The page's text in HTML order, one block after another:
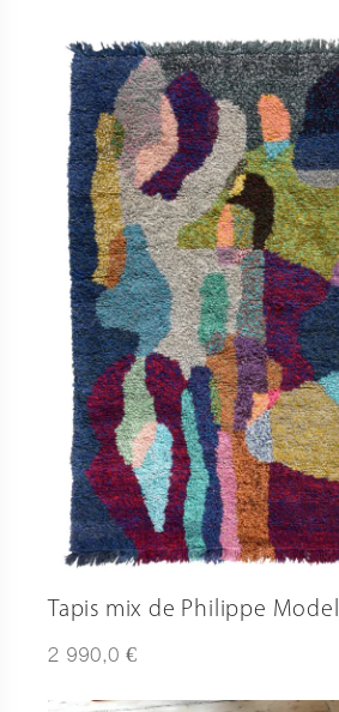
1
100,0 €
à
3
600,0 €
Tapis mix de Philippe Model
2 990,0 €